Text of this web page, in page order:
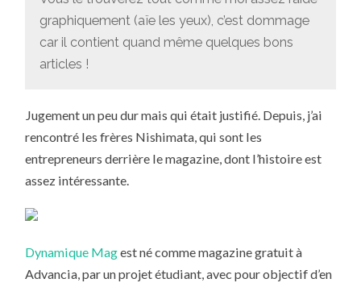
graphiquement (aïe les yeux), c’est dommage
car il contient quand même quelques bons
articles !
Jugement un peu dur mais qui était justifié. Depuis, j’ai
rencontré les frères Nishimata, qui sont les
entrepreneurs derrière le magazine, dont l’histoire est
assez intéressante.
Dynamique Magest né comme magazine gratuit à
Advancia, par un projet étudiant, avec pour objectif d’en